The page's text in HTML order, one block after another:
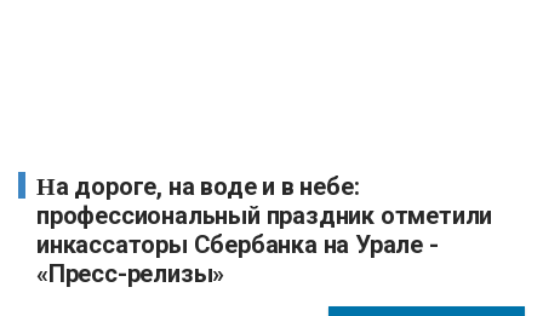
На дороге, на воде и в небе:
профессиональный праздник отметили
инкассаторы Сбербанка на Урале -
«Пресс-релизы»